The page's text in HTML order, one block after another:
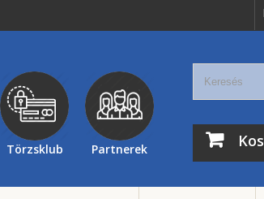
Törzsklub Partnerek